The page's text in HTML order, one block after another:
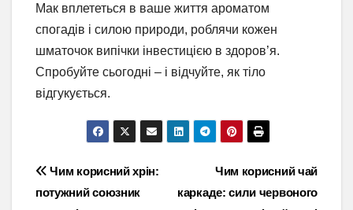
Мак вплететься в ваше життя ароматом
спогадів і силою природи, роблячи кожен
шматочок випічки інвестицією в здоров’я.
Спробуйте сьогодні – і відчуйте, як тіло
відгукується.
Навігація
Чим корисний чай
каркаде: сили червоного
Чим корисний хрін:
потужний союзник